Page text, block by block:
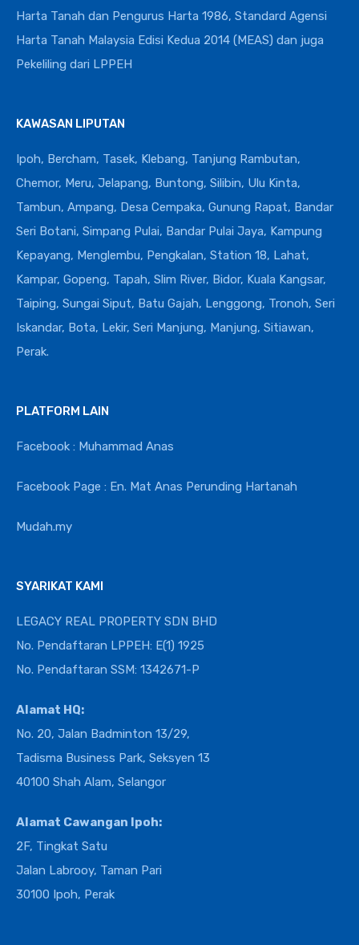
Harta Tanah dan Pengurus Harta 1986, Standard Agensi
Harta Tanah Malaysia Edisi Kedua 2014 (MEAS) dan juga
Pekeliling dari LPPEH
KAWASAN LIPUTAN
Ipoh, Bercham, Tasek, Klebang, Tanjung Rambutan,
Chemor, Meru, Jelapang, Buntong, Silibin, Ulu Kinta,
Tambun, Ampang, Desa Cempaka, Gunung Rapat, Bandar
Seri Botani, Simpang Pulai, Bandar Pulai Jaya, Kampung
Kepayang, Menglembu, Pengkalan, Station 18, Lahat,
Kampar, Gopeng, Tapah, Slim River, Bidor, Kuala Kangsar,
Taiping, Sungai Siput, Batu Gajah, Lenggong, Tronoh, Seri
Iskandar, Bota, Lekir, Seri Manjung, Manjung, Sitiawan,
Perak.
PLATFORM LAIN
Facebook : Muhammad Anas
Facebook Page : En. Mat Anas Perunding Hartanah
Mudah.my
SYARIKAT KAMI
LEGACY REAL PROPERTY SDN BHD
No. Pendaftaran LPPEH: E(1) 1925
No. Pendaftaran SSM: 1342671-P
Alamat HQ:
No. 20, Jalan Badminton 13/29,
Tadisma Business Park, Seksyen 13
40100 Shah Alam, Selangor
Alamat Cawangan Ipoh:
2F, Tingkat Satu
Jalan Labrooy, Taman Pari
30100 Ipoh, Perak